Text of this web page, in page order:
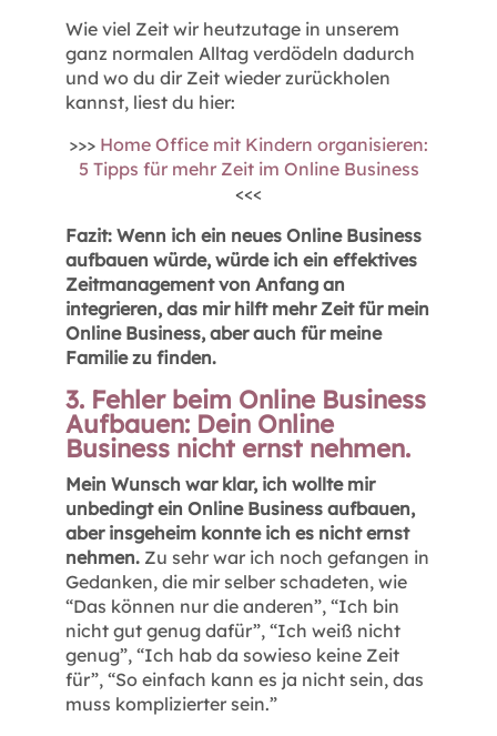
Wie viel Zeit wir heutzutage in unserem
ganz normalen Alltag verdödeln dadurch
und wo du dir Zeit wieder zurückholen
kannst, liest du hier:
>>> Home Office mit Kindern organisieren:
5 Tipps für mehr Zeit im Online Business
<<<
Fazit: Wenn ich ein neues Online Business
aufbauen würde, würde ich ein effektives
Zeitmanagement von Anfang an
integrieren, das mir hilft mehr Zeit für mein
Online Business, aber auch für meine
Familie zu finden.
3. Fehler beim Online Business
Aufbauen: Dein Online
Business nicht ernst nehmen.
Mein Wunsch war klar, ich wollte mir
unbedingt ein Online Business aufbauen,
aber insgeheim konnte ich es nicht ernst
nehmen. Zu sehr war ich noch gefangen in
Gedanken, die mir selber schadeten, wie
“Das können nur die anderen”, “Ich bin
nicht gut genug dafür”, “Ich weiß nicht
genug”, “Ich hab da sowieso keine Zeit
für”, “So einfach kann es ja nicht sein, das
muss komplizierter sein.”